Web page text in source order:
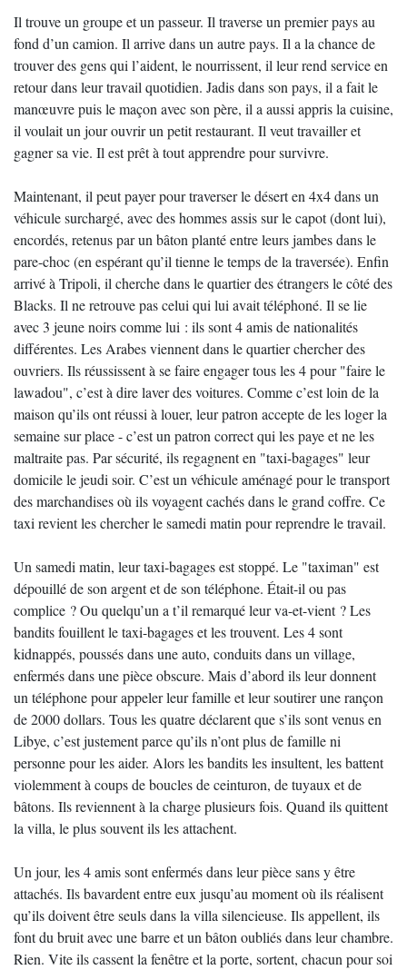
Il trouve un groupe et un passeur. Il traverse un premier pays au
fond d’un camion. Il arrive dans un autre pays. Il a la chance de
trouver des gens qui l’aident, le nourrissent, il leur rend service en
retour dans leur travail quotidien. Jadis dans son pays, il a fait le
manœuvre puis le maçon avec son père, il a aussi appris la cuisine,
il voulait un jour ouvrir un petit restaurant. Il veut travailler et
gagner sa vie. Il est prêt à tout apprendre pour survivre.
Maintenant, il peut payer pour traverser le désert en 4x4 dans un
véhicule surchargé, avec des hommes assis sur le capot (dont lui),
encordés, retenus par un bâton planté entre leurs jambes dans le
pare-choc (en espérant qu’il tienne le temps de la traversée). Enfin
arrivé à Tripoli, il cherche dans le quartier des étrangers le côté des
Blacks. Il ne retrouve pas celui qui lui avait téléphoné. Il se lie
avec 3 jeune noirs comme lui : ils sont 4 amis de nationalités
différentes. Les Arabes viennent dans le quartier chercher des
ouvriers. Ils réussissent à se faire engager tous les 4 pour "faire le
lawadou", c’est à dire laver des voitures. Comme c’est loin de la
maison qu’ils ont réussi à louer, leur patron accepte de les loger la
semaine sur place - c’est un patron correct qui les paye et ne les
maltraite pas. Par sécurité, ils regagnent en "taxi-bagages" leur
domicile le jeudi soir. C’est un véhicule aménagé pour le transport
des marchandises où ils voyagent cachés dans le grand coffre. Ce
taxi revient les chercher le samedi matin pour reprendre le travail.
Un samedi matin, leur taxi-bagages est stoppé. Le "taximan" est
dépouillé de son argent et de son téléphone. Était-il ou pas
complice ? Ou quelqu’un a t’il remarqué leur va-et-vient ? Les
bandits fouillent le taxi-bagages et les trouvent. Les 4 sont
kidnappés, poussés dans une auto, conduits dans un village,
enfermés dans une pièce obscure. Mais d’abord ils leur donnent
un téléphone pour appeler leur famille et leur soutirer une rançon
de 2000 dollars. Tous les quatre déclarent que s’ils sont venus en
Libye, c’est justement parce qu’ils n’ont plus de famille ni
personne pour les aider. Alors les bandits les insultent, les battent
violemment à coups de boucles de ceinturon, de tuyaux et de
bâtons. Ils reviennent à la charge plusieurs fois. Quand ils quittent
la villa, le plus souvent ils les attachent.
Un jour, les 4 amis sont enfermés dans leur pièce sans y être
attachés. Ils bavardent entre eux jusqu’au moment où ils réalisent
qu’ils doivent être seuls dans la villa silencieuse. Ils appellent, ils
font du bruit avec une barre et un bâton oubliés dans leur chambre.
Rien. Vite ils cassent la fenêtre et la porte, sortent, chacun pour soi